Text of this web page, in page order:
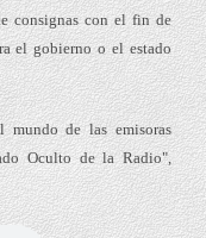
consignas con el fin de
el gobierno o el estado
mundo de las emisoras
Oculto de la Radio",